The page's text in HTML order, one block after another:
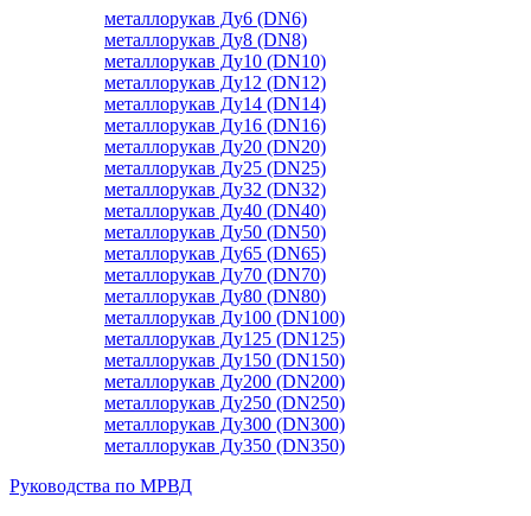
металлорукав Ду6 (DN6)
металлорукав Ду8 (DN8)
металлорукав Ду10 (DN10)
металлорукав Ду12 (DN12)
металлорукав Ду14 (DN14)
металлорукав Ду16 (DN16)
металлорукав Ду20 (DN20)
металлорукав Ду25 (DN25)
металлорукав Ду32 (DN32)
металлорукав Ду40 (DN40)
металлорукав Ду50 (DN50)
металлорукав Ду65 (DN65)
металлорукав Ду70 (DN70)
металлорукав Ду80 (DN80)
металлорукав Ду100 (DN100)
металлорукав Ду125 (DN125)
металлорукав Ду150 (DN150)
металлорукав Ду200 (DN200)
металлорукав Ду250 (DN250)
металлорукав Ду300 (DN300)
металлорукав Ду350 (DN350)
Руководства по МРВД